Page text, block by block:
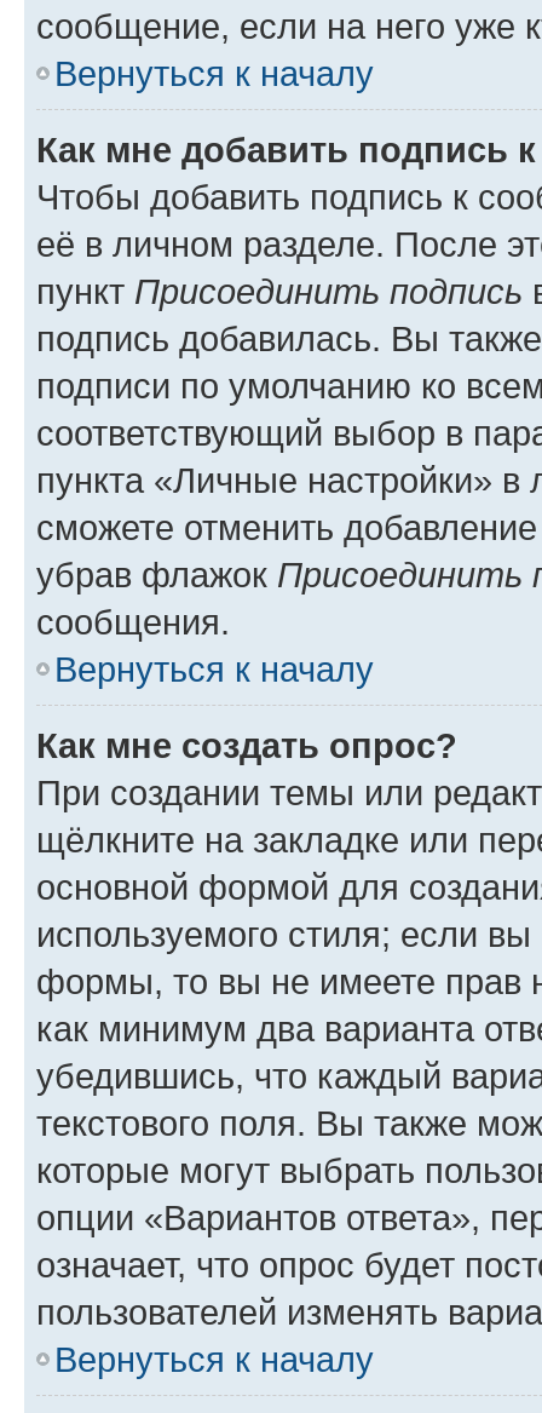
сообщение, если на него уже
Вернуться к началу
Как мне добавить подпись
Чтобы добавить подпись к
её в личном разделе. После
пункт Присоединить подпись
подпись добавилась. Вы
подписи по умолчанию ко
соответствующий выбор в
пункта «Личные настройки»
сможете отменить
убрав флажок Присоединить
сообщения.
Вернуться к началу
Как мне создать опрос?
При создании темы или
щёлкните на закладке или
основной формой для
используемого стиля; если
формы, то вы не имеете прав
как минимум два варианта
убедившись, что каждый
текстового поля. Вы также
которые могут выбрать
опции «Вариантов ответа»,
означает, что опрос будет
пользователей изменять
Вернуться к началу